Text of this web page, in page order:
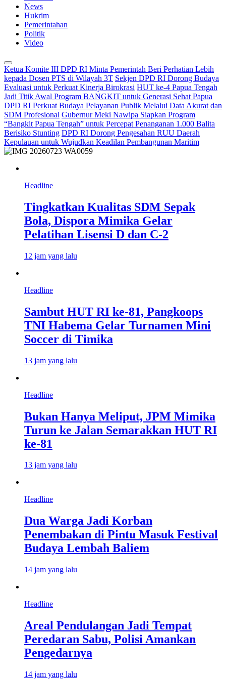
News
Hukrim
Pemerintahan
Politik
Video
Ketua Komite III DPD RI Minta Pemerintah Beri Perhatian Lebih
kepada Dosen PTS di Wilayah 3T Sekjen DPD RI Dorong Budaya
Evaluasi untuk Perkuat Kinerja Birokrasi HUT ke-4 Papua Tengah
Jadi Titik Awal Program BANGKIT untuk Generasi Sehat Papua
DPD RI Perkuat Budaya Pelayanan Publik Melalui Data Akurat dan
SDM Profesional Gubernur Meki Nawipa Siapkan Program
“Bangkit Papua Tengah” untuk Percepat Penanganan 1.000 Balita
Berisiko Stunting DPD RI Dorong Pengesahan RUU Daerah
Kepulauan untuk Wujudkan Keadilan Pembangunan Maritim
Headline
Tingkatkan Kualitas SDM Sepak
Bola, Dispora Mimika Gelar
Pelatihan Lisensi D dan C-2
12 jam yang lalu
Headline
Sambut HUT RI ke-81, Pangkoops
TNI Habema Gelar Turnamen Mini
Soccer di Timika
13 jam yang lalu
Headline
Bukan Hanya Meliput, JPM Mimika
Turun ke Jalan Semarakkan HUT RI
ke-81
13 jam yang lalu
Headline
Dua Warga Jadi Korban
Penembakan di Pintu Masuk Festival
Budaya Lembah Baliem
14 jam yang lalu
Headline
Areal Pendulangan Jadi Tempat
Peredaran Sabu, Polisi Amankan
Pengedarnya
14 jam yang lalu